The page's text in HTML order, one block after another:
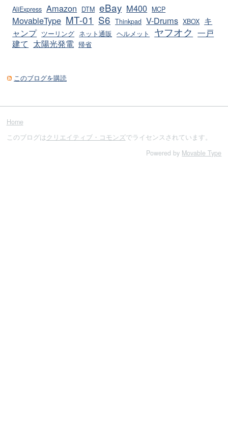
AliExpress Amazon DTM eBay M400 MCP
MovableType MT-01 S6 Thinkpad V-Drums XBOX キ
ャンプ ツーリング ネット通販 ヘルメット ヤフオク 一戸
建て 太陽光発電 帰省
このブログを購読
Home
このブログはクリエイティブ・コモンズでライセンスされています。
Powered by Movable Type